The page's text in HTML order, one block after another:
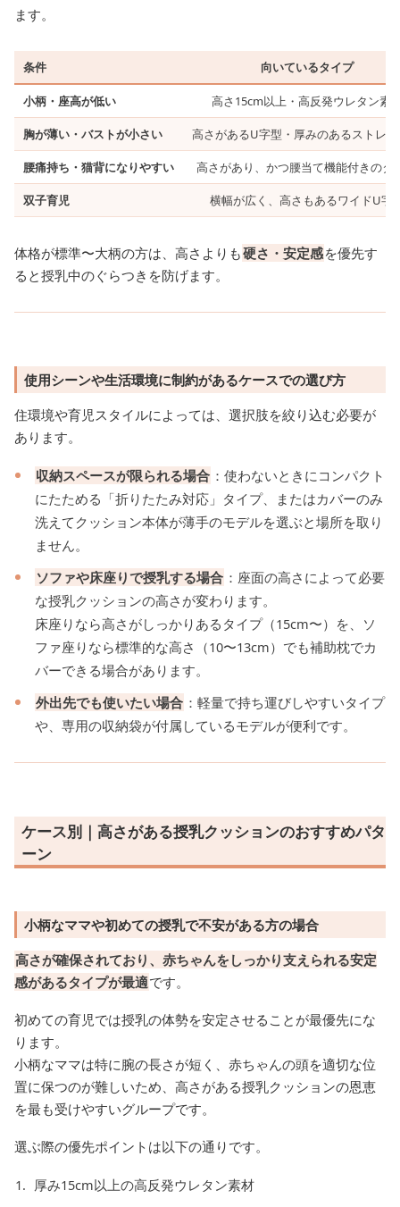
ます。
条件 向いているタイプ
小柄・座高が低い 高さ15cm以上・高反発ウレタン素
胸が薄い・バストが小さい 高さがあるU字型・厚みのあるストレ
腰痛持ち・猫背になりやすい 高さがあり、かつ腰当て機能付きのタ
双子育児 横幅が広く、高さもあるワイドU字
体格が標準〜大柄の方は、高さよりも硬さ・安定感を優先す
ると授乳中のぐらつきを防げます。
使用シーンや生活環境に制約があるケースでの選び方
住環境や育児スタイルによっては、選択肢を絞り込む必要が
あります。
収納スペースが限られる場合 ：使わないときにコンパクト
にたためる「折りたたみ対応」タイプ、またはカバーのみ
洗えてクッション本体が薄手のモデルを選ぶと場所を取り
ません。
ソファや床座りで授乳する場合 ：座面の高さによって必要
な授乳クッションの高さが変わります。
床座りなら高さがしっかりあるタイプ（15cm〜）を、ソ
ファ座りなら標準的な高さ（10〜13cm）でも補助枕でカ
バーできる場合があります。
外出先でも使いたい場合 ：軽量で持ち運びしやすいタイプ
や、専用の収納袋が付属しているモデルが便利です。
ケース別｜高さがある授乳クッションのおすすめパタ
ーン
小柄なママや初めての授乳で不安がある方の場合
高さが確保されており、赤ちゃんをしっかり支えられる安定
感があるタイプが最適です。
初めての育児では授乳の体勢を安定させることが最優先にな
ります。
小柄なママは特に腕の長さが短く、赤ちゃんの頭を適切な位
置に保つのが難しいため、高さがある授乳クッションの恩恵
を最も受けやすいグループです。
選ぶ際の優先ポイントは以下の通りです。
厚み15cm以上の高反発ウレタン素材